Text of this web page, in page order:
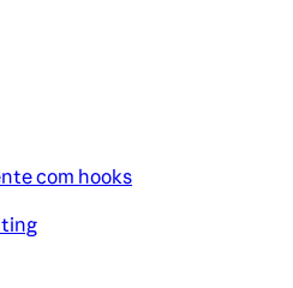
com hooks